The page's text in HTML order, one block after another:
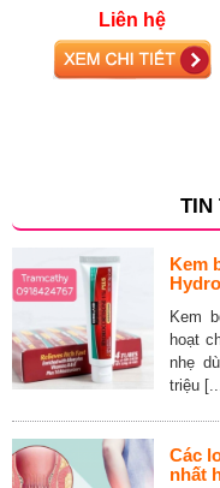
Liên hệ
TIN
Kem
Kem
hoạt
nhẹ
triệu
Các
nhất